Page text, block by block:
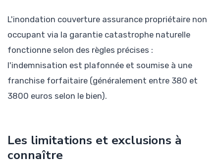
L'inondation couverture assurance propriétaire non
occupant via la garantie catastrophe naturelle
fonctionne selon des règles précises :
l'indemnisation est plafonnée et soumise à une
franchise forfaitaire (généralement entre 380 et
3800 euros selon le bien).
Les limitations et exclusions à
connaître